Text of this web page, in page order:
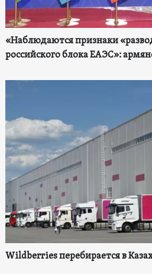
«Наблюдаются признаки
российского блока ЕАЭС»:
Wildberries перебирается в